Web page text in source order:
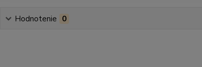
Hodnotenie 0